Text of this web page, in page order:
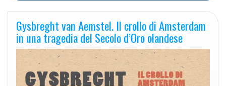
Gysbreght van Aemstel. Il crollo di Amsterdam
in una tragedia del Secolo d’Oro olandese